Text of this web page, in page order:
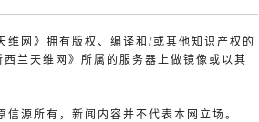
网》拥有版权、编译和/或其他知识产权的
兰天维网》所属的服务器上做镜像或以其
源所有，新闻内容并不代表本网立场。